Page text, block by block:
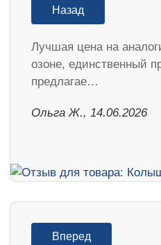
Назад
Лучшая цена на
озоне, единственный
предлагае…
Ольга Ж., 14.06.2026
Вперед